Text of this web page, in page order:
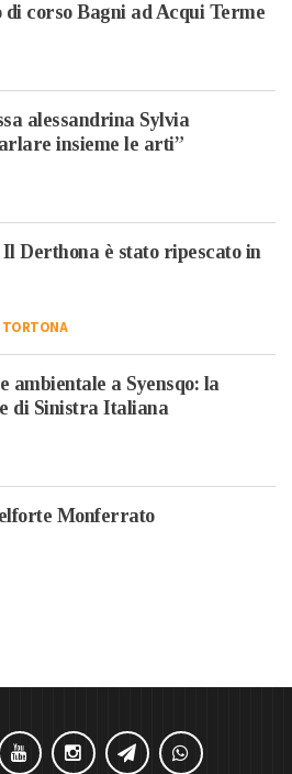
di corso Bagni ad Acqui Terme
alessandrina Sylvia
insieme le arti”
Derthona è stato ripescato in
TORTONA
ambientale a Syensqo: la
di Sinistra Italiana
Monferrato